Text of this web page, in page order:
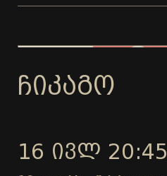
ᲩᲘᲙᲐᲒᲝ
16 ᲘᲕᲚ 20:45